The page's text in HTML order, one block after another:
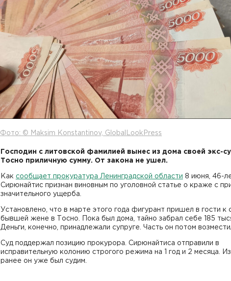
Фото: © Maksim Konstantinov, GlobalLookPress
Господин с литовской фамилией вынес из дома своей экс-
Тосно приличную сумму. От закона не ушел.
Как сообщает прокуратура Ленинградской области 8 июня, 46-
Сирюнайтис признан виновным по уголовной статье о краже с
значительного ущерба.
Установлено, что в марте этого года фигурант пришел в гости к
бывшей жене в Тосно. Пока был дома, тайно забрал себе 185
Деньги, конечно, принадлежали супруге. Часть он потом
Суд поддержал позицию прокурора. Сирюнайтиса отправили в
исправительную колонию строгого режима на 1 год и 2 месяца.
ранее он уже был судим.